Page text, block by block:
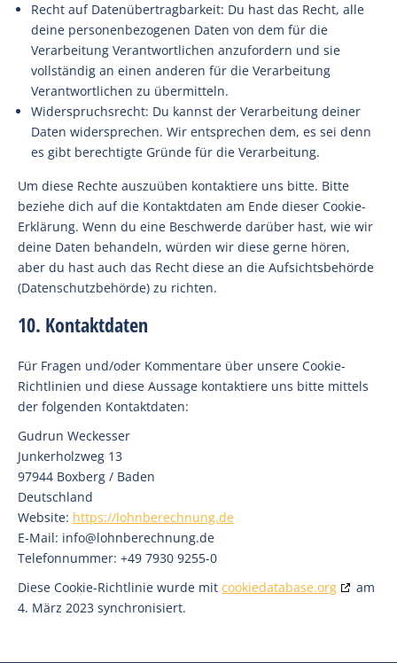
Recht auf Datenübertragbarkeit: Du hast das Recht, alle
deine personenbezogenen Daten von dem für die
Verarbeitung Verantwortlichen anzufordern und sie
vollständig an einen anderen für die Verarbeitung
Verantwortlichen zu übermitteln.
Widerspruchsrecht: Du kannst der Verarbeitung deiner
Daten widersprechen. Wir entsprechen dem, es sei denn
es gibt berechtigte Gründe für die Verarbeitung.
Um diese Rechte auszuüben kontaktiere uns bitte. Bitte
beziehe dich auf die Kontaktdaten am Ende dieser Cookie-
Erklärung. Wenn du eine Beschwerde darüber hast, wie wir
deine Daten behandeln, würden wir diese gerne hören,
aber du hast auch das Recht diese an die Aufsichtsbehörde
(Datenschutzbehörde) zu richten.
10. Kontaktdaten
Für Fragen und/oder Kommentare über unsere Cookie-
Richtlinien und diese Aussage kontaktiere uns bitte mittels
der folgenden Kontaktdaten:
Gudrun Weckesser
Junkerholzweg 13
97944 Boxberg / Baden
Deutschland
Website: https://lohnberechnung.de
E-Mail: info@lohnberechnung.de
Telefonnummer: +49 7930 9255-0
Diese Cookie-Richtlinie wurde mit cookiedatabase.org
am
4. März 2023 synchronisiert.